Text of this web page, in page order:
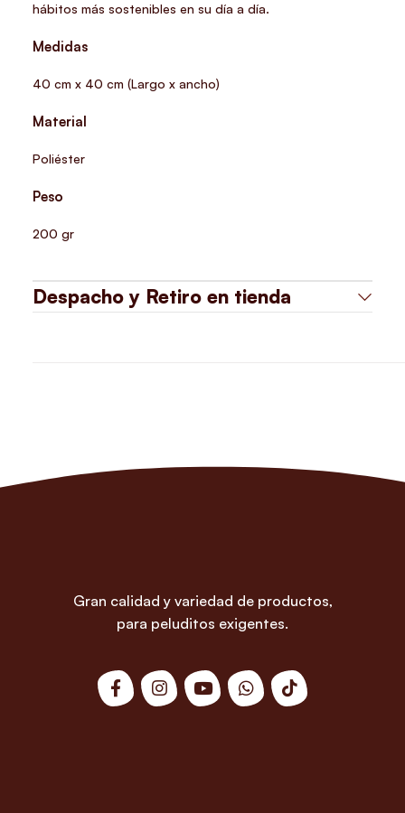
hábitos más sostenibles en su día a día.
Medidas
40 cm x 40 cm (Largo x ancho)
Material
Poliéster
Peso
200 gr
Despacho y Retiro en tienda
Gran calidad y variedad de productos,
para peluditos exigentes.